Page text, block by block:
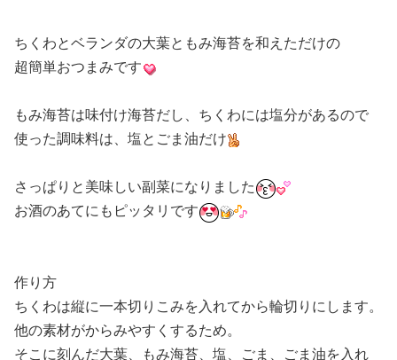
ちくわとベランダの大葉ともみ海苔を和えただけの
超簡単おつまみです
もみ海苔は味付け海苔だし、ちくわには塩分があるので
使った調味料は、塩とごま油だけ
さっぱりと美味しい副菜になりました
お酒のあてにもピッタリです
作り方
ちくわは縦に一本切りこみを入れてから輪切りにします。
他の素材がからみやすくするため。
そこに刻んだ大葉、もみ海苔、塩、ごま、ごま油を入れ